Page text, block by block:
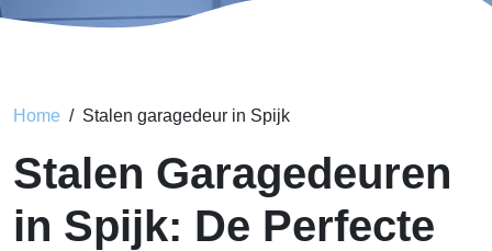
Home Stalen garagedeur in Spijk
Stalen Garagedeuren
in Spijk: De Perfecte